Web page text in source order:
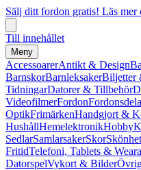
Sälj ditt fordon gratis! Läs mer
Till innehållet
Meny
AccessoarerAntikt & Design
BarnskorBarnleksakerBiljetter
TidningarDatorer & Tillbehör
VideofilmerFordon
OptikFrimärkenHandgjort &
HushållHemelektronikHobby
SedlarSamlarsakerSkorSkönhet
FritidTelefoni, Tablets &
DatorspelVykort & Bilder